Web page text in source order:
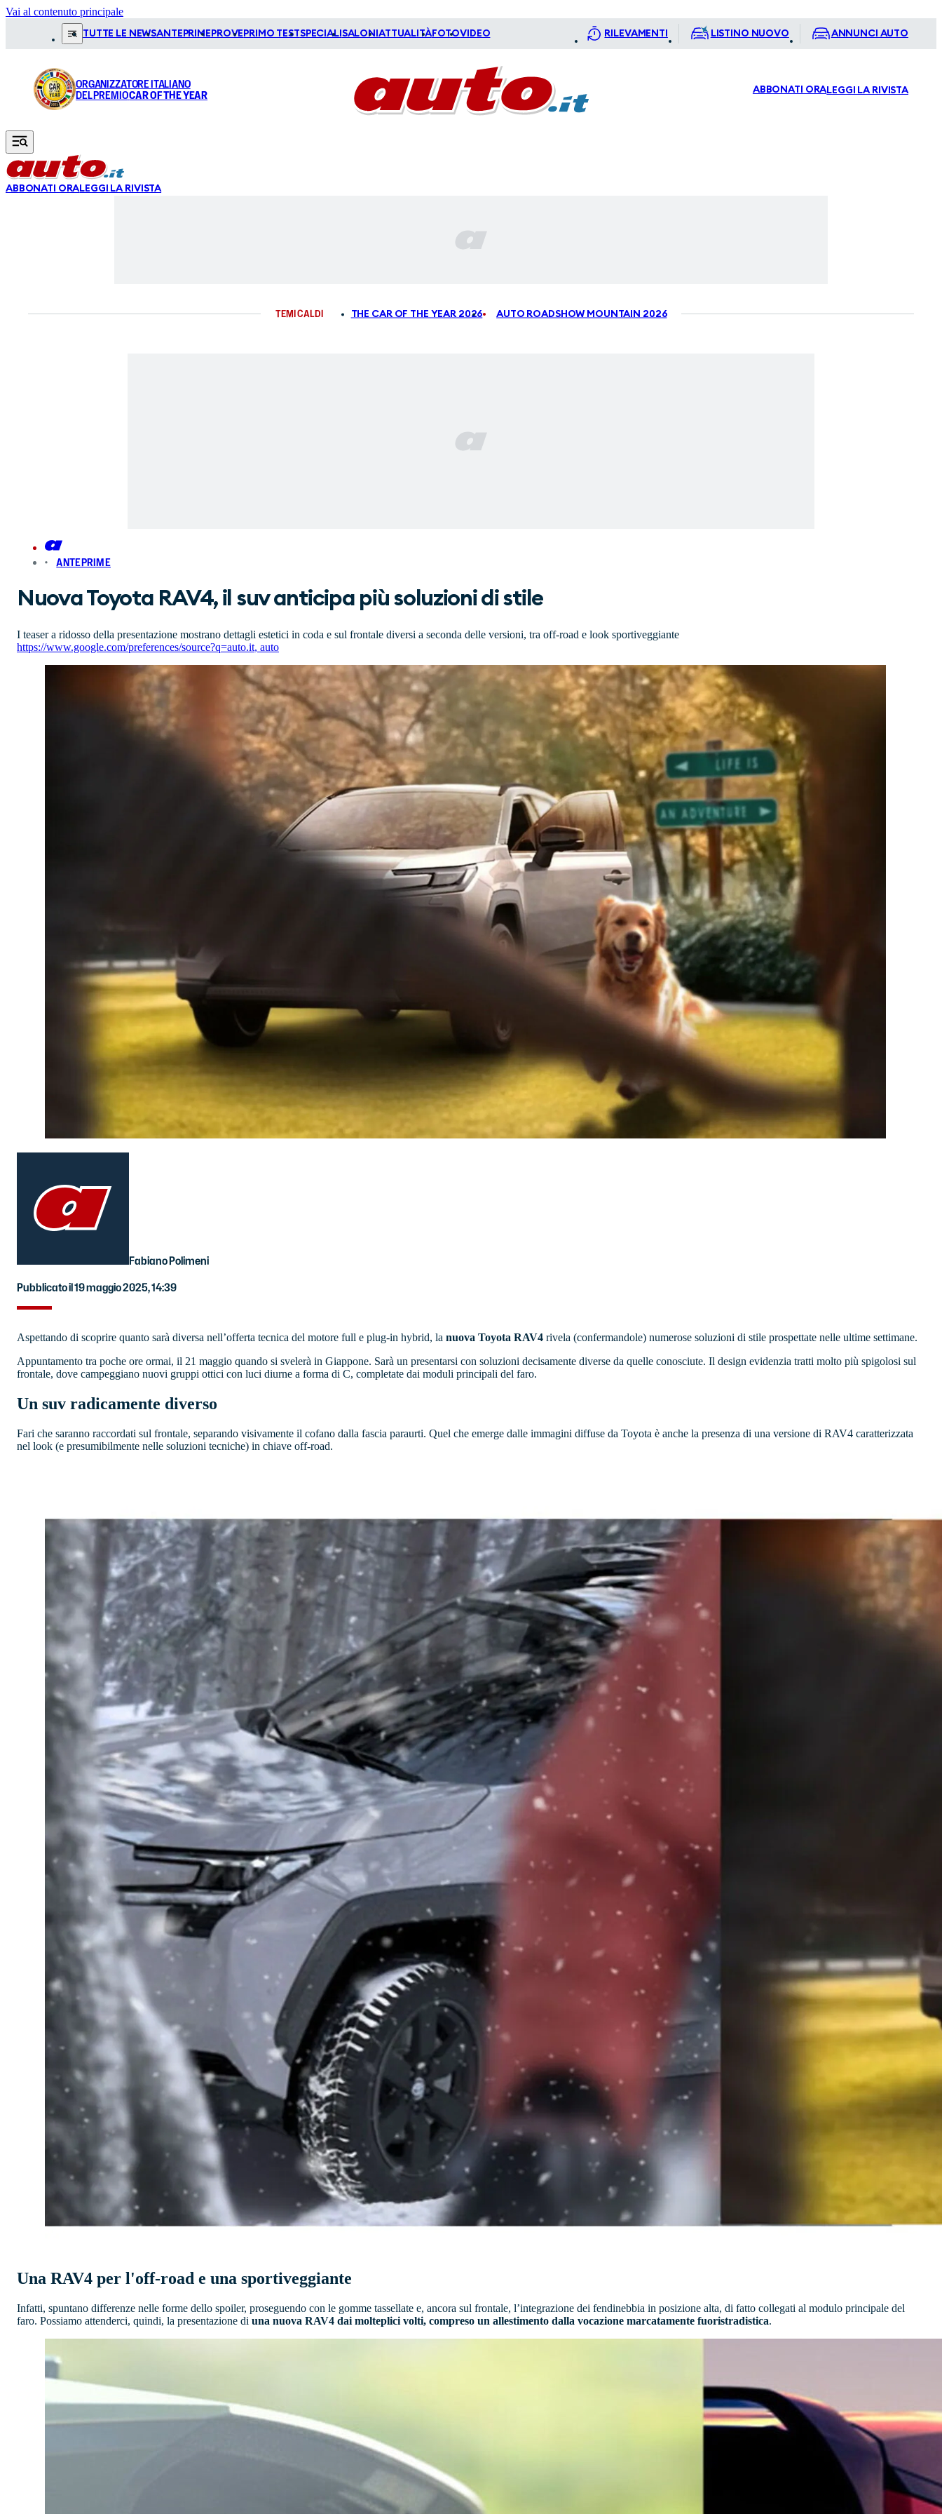
Vai al contenuto principale
TUTTE LE NEWSANTEPRIME PROVE PRIMO TESTSPECIALI SALONI ATTUALITÀFOTOVIDEO RILEVAMENTI LISTINO NUOVO ANNUNCI AUTO
ORGANIZZATORE ITALIANO
DEL PREMIOCAR OF THE YEAR ABBONATI ORALEGGI LA RIVISTA
ABBONATI ORALEGGI LA RIVISTA
TEMI CALDI THE CAR OF THE YEAR 2026 AUTO ROADSHOW MOUNTAIN 2026
ANTEPRIME
Nuova Toyota RAV4, il suv anticipa più soluzioni di stile
I teaser a ridosso della presentazione mostrano dettagli estetici in coda e sul frontale diversi a seconda delle versioni, tra off-road e look sportiveggiante
https://www.google.com/preferences/source?q=auto.it, auto
Fabiano Polimeni
Pubblicato il 19 maggio 2025, 14:39
Aspettando di scoprire quanto sarà diversa nell’offerta tecnica del motore full e plug-in hybrid, la nuova Toyota RAV4 rivela (confermandole) numerose soluzioni di stile prospettate nelle ultime settimane.
Appuntamento tra poche ore ormai, il 21 maggio quando si svelerà in Giappone. Sarà un presentarsi con soluzioni decisamente diverse da quelle conosciute. Il design evidenzia tratti molto più spigolosi sul
frontale, dove campeggiano nuovi gruppi ottici con luci diurne a forma di C, completate dai moduli principali del faro.
Un suv radicamente diverso
Fari che saranno raccordati sul frontale, separando visivamente il cofano dalla fascia paraurti. Quel che emerge dalle immagini diffuse da Toyota è anche la presenza di una versione di RAV4 caratterizzata
nel look (e presumibilmente nelle soluzioni tecniche) in chiave off-road.
Una RAV4 per l'off-road e una sportiveggiante
Infatti, spuntano differenze nelle forme dello spoiler, proseguendo con le gomme tassellate e, ancora sul frontale, l’integrazione dei fendinebbia in posizione alta, di fatto collegati al modulo principale del
faro. Possiamo attenderci, quindi, la presentazione di una nuova RAV4 dai molteplici volti, compreso un allestimento dalla vocazione marcatamente fuoristradistica.